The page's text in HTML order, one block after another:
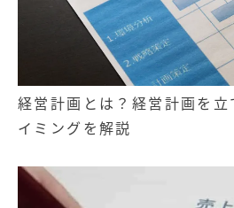
経営計画とは？経営計画を
イミングを解説